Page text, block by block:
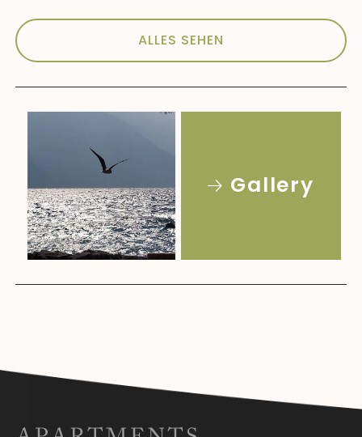
ALLES SEHEN
Gallery